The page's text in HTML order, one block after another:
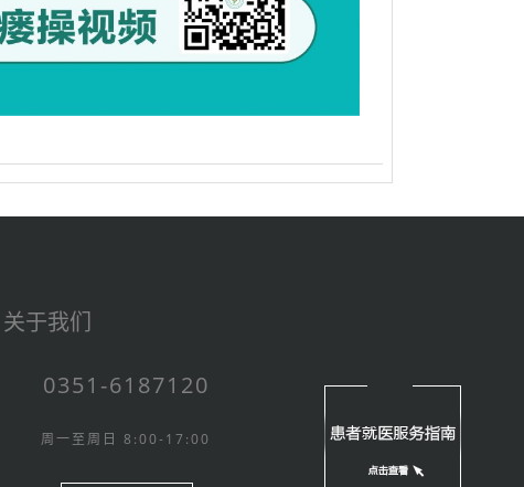
关于我们
0351-6187120
周一至周日 8:00-17:00